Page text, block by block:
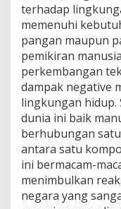
terhadap
memenuhi
pangan maupun
pemikiran
perkembangan
dampak negative
lingkungan hidup.
dunia ini baik
berhubungan
antara satu
ini bermacam-
menimbulkan
negara yang